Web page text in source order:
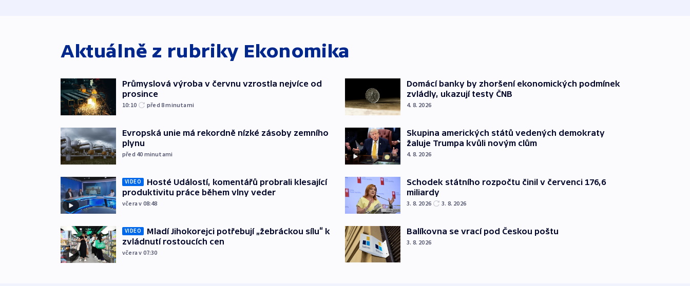
Aktuálně z rubriky Ekonomika
Průmyslová výroba v červnu vzrostla nejvíce od
prosince
10:10 před 8minutami
Evropská unie má rekordně nízké zásoby zemního
plynu
před 40 minutami
VIDEO
Hosté Událostí, komentářů probrali klesající
produktivitu práce během vlny veder
včera v 08:48
VIDEO
Mladí Jihokorejci potřebují „žebráckou sílu“ k
zvládnutí rostoucích cen
včera v 07:30
Domácí banky by zhoršení ekonomických podmínek
zvládly, ukazují testy ČNB
4. 8. 2026
Skupina amerických států vedených demokraty
žaluje Trumpa kvůli novým clům
4. 8. 2026
Schodek státního rozpočtu činil v červenci 176,6
miliardy
3. 8. 2026 3. 8. 2026
Balíkovna se vrací pod Českou poštu
3. 8. 2026